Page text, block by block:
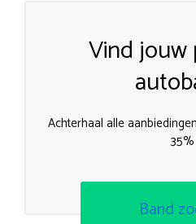
Vind
Achterhaal alle
35%
Band